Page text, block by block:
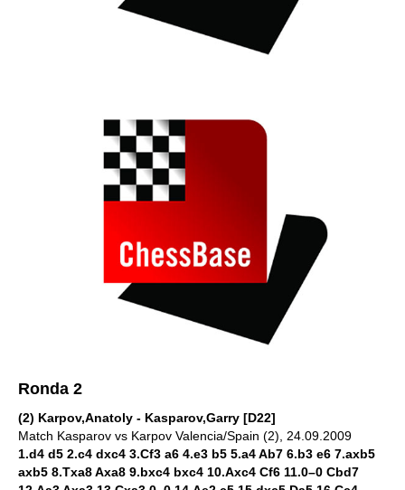
Ronda 2
(2) Karpov,Anatoly - Kasparov,Garry [D22]
Match Kasparov vs Karpov Valencia/Spain (2), 24.09.2009
1.d4 d5 2.c4 dxc4 3.Cf3 a6 4.e3 b5 5.a4 Ab7 6.b3 e6 7.axb5
axb5 8.Txa8 Axa8 9.bxc4 bxc4 10.Axc4 Cf6 11.0–0 Cbd7